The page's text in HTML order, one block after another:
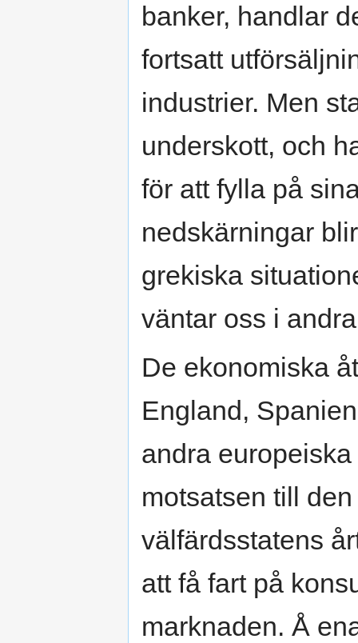
banker, handlar
fortsatt
industrier. Men
underskott, och
för att fylla på
nedskärningar
grekiska
väntar oss i
De ekonomiska
England,
andra
motsatsen till
välfärdsstatens
att få fart på
marknaden. Å